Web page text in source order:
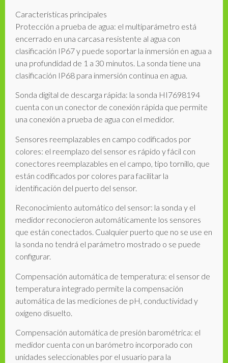
Características principales
Protección a prueba de agua: el multiparámetro está
encerrado en una carcasa resistente al agua con
clasificación IP67 y puede soportar la inmersión en agua a
una profundidad de 1 a 30 minutos. La sonda tiene una
clasificación IP68 para inmersión continua en agua.
Sonda digital de descarga rápida: la sonda HI7698194
cuenta con un conector de conexión rápida que permite
una conexión a prueba de agua con el medidor.
Sensores reemplazables en campo codificados por
colores: el reemplazo del sensor es rápido y fácil con
conectores reemplazables en el campo, tipo tornillo, que
están codificados por colores para facilitar la
identificación del puerto del sensor.
Reconocimiento automático del sensor: la sonda y el
medidor reconocieron automáticamente los sensores
que están conectados. Cualquier puerto que no se use en
la sonda no tendrá el parámetro mostrado o se puede
configurar.
Compensación automática de temperatura: el sensor de
temperatura integrado permite la compensación
automática de las mediciones de pH, conductividad y
oxígeno disuelto.
Compensación automática de presión barométrica: el
medidor cuenta con un barómetro incorporado con
unidades seleccionables por el usuario para la